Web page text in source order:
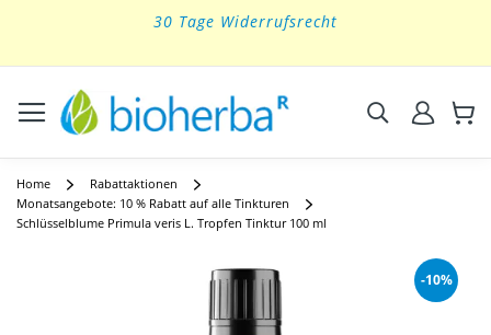
to
Kostenloser Versand innerhalb Deutschlands ab 39 €
Suchen
Home
Rabattaktionen
Monatsangebote: 10 % Rabatt auf alle Tinkturen
Schlüsselblume Primula veris L. Tropfen Tinktur 100 ml
-10%